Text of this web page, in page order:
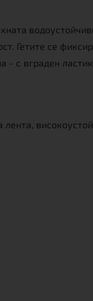
Гетите се
с вграден